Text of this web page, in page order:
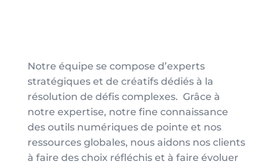
Notre équipe se compose d’experts
stratégiques et de créatifs dédiés à la
résolution de défis complexes. Grâce à
notre expertise, notre fine connaissance
des outils numériques de pointe et nos
ressources globales, nous aidons nos clients
à faire des choix réfléchis et à faire évoluer